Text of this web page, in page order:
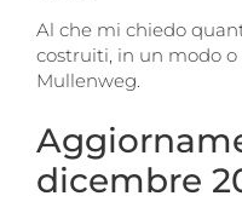
Al che mi chiedo
costruiti, in un modo o
Mullenweg.
dicembre